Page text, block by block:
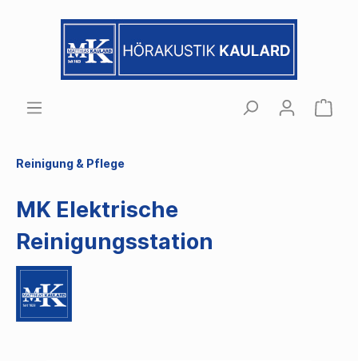
Reinigung & Pflege
MK Elektrische
Reinigungsstation